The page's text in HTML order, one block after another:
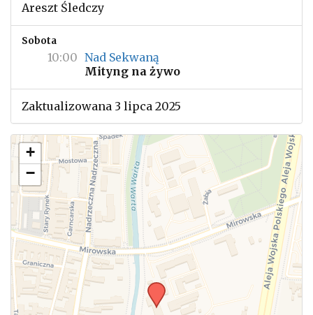
Areszt Śledczy
Sobota
10:00 Nad Sekwaną
Mityng na żywo
Zaktualizowana 3 lipca 2025
+
−